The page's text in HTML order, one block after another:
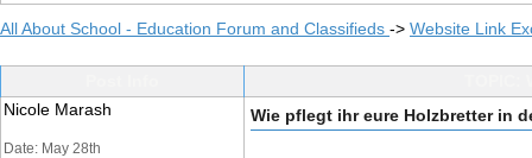
All About School - Education Forum and Classifieds -> Website Link
Nicole Marash
Date: May 28th
Wie pflegt ihr eure Holzbretter in